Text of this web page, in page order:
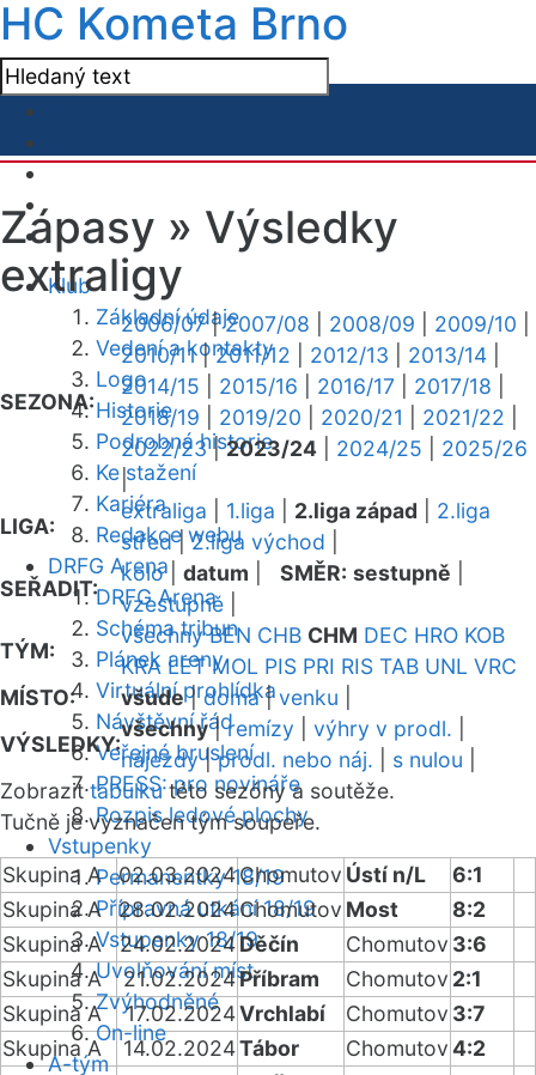
HC Kometa Brno
Klub
Základní údaje
Vedení a kontakty
Logo
Historie
Podrobná historie
Ke stažení
Kariéra
Redakce webu
DRFG Arena
DRFG Arena
Schéma tribun
Plánek areny
Virtuální prohlídka
Návštěvní řád
Veřejné bruslení
PRESS: pro novináře
Rozpis ledové plochy
Vstupenky
Permanentky 18/19
Přípravná utkání 18/19
Vstupenky 18/19
Uvolňování míst
Zvýhodněné
On-line
A-tým
Zápasy » Výsledky
extraligy
SEZONA:
2006/07|2007/08 2008/09 2009/10
2010/11|2011/12 2012/13 2013/14
2014/15
2015/16 2016/17 2017/18
2018/19
2019/20 2020/21 2021/22
2022/23|2023/24 2024/25
2025/26
|
LIGA:
extraliga 1.liga 2.liga západ
2.liga
střed|2.liga východ
SEŘADIT:
kolo| datum SMĚR: sestupně
vzestupně
TÝM:
všechny BEN CHB CHM DEC HRO KOB
KRA LET MOL PIS PRI RIS TAB UNL VRC
MÍSTO:
všude|doma|venku
VÝSLEDKY:
všechny|remízy výhry v prodl.
nájezdy|prodl. nebo náj. s nulou
Zobrazittabulkutéto sezóny a soutěže.
Tučně je vyznačen tým soupeře.
Skupina A 02.03.2024Chomutov Ústí n/L
6:1
Skupina A
28.02.2024Chomutov Most
8:2
Skupina A
24.02.2024Děčín Chomutov 3:6
Skupina A
21.02.2024Příbram Chomutov 2:1
Skupina A
17.02.2024Vrchlabí Chomutov 3:7
Skupina A
14.02.2024Tábor Chomutov4:2